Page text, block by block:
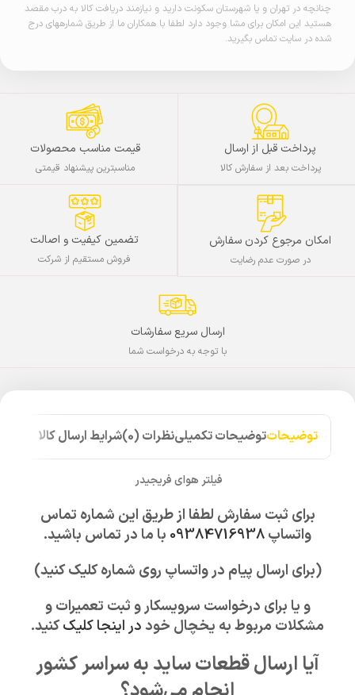
چنانچه در تهران و یا شهرستان سکونت دارید و نیازمند دریافت کالا به درب مقصد
هستید این امکان برای مشا وجود دارد لطفا با همکاران ما از طریق شمارههای درج
شده در سایت تماس بگیرید.
پرداخت قبل از ارسال
پرداخت بعد از سفارش کالا
قیمت مناسب محصولات
مناسبترین پیشنهاد قیمتی
امکان مرجوع کردن سفارش
در صورت عدم رضایت
تضمین کیفیت و اصالت
فروش مستقیم از شرکت
ارسال سریع سفارشات
با توجه به درخواست شما
توضیحاتتوضیحات تکمیلینظرات (0) شرایط ارسال کالا
فیلتر هوای فریجیدر
برای ثبت سفارش لطفا از طریق این شماره تماس
واتساپ09384716938 با ما در تماس باشید.
(برای ارسال پیام در واتساپ روی شماره کلیک کنید)
و یا برای درخواست سرویسکار و ثبت تعمیرات و
مشکلات مربوط به یخچال خوددر اینجا کلیککنید.
آیا ارسال قطعات ساید به سراسر کشور